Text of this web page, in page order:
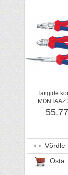
Tangide
MONTAAZ
KNIPEX
Võrdle
Osta